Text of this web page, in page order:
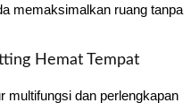
memaksimalkan ruang tanpa
Hemat Tempat
multifungsi dan perlengkapan